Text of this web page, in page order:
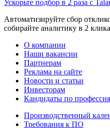
Ускорьте подбор в 2 раза с
Автоматизируйте сбор
собирайте аналитику в 2 клика
О компании
Наши вакансии
Партнерам
Реклама на сайте
Новости и статьи
Инвесторам
Кандидаты по
Производственный
Требования к ПО